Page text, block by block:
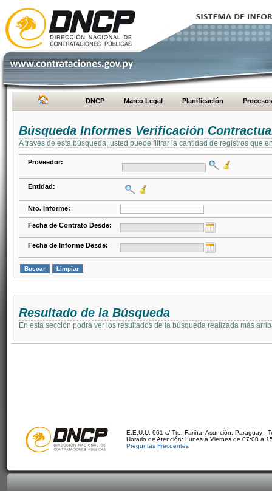
DNCP Marco Legal Planificación Procesos
Búsqueda Informes Verificación
A través de esta búsqueda, usted puede filtrar la cantidad de registros que
Proveedor:
Entidad:
Nro. Informe:
Fecha de Contrato Desde:
Fecha de Informe Desde:
Resultado de la Búsqueda
En esta sección podrá ver los resultados de la búsqueda realizada más
E.E.U.U. 961 c/ Tte. Fariña. Asunción, Paraguay -
Horario de Atención: Lunes a Viernes de 07:00 a
Preguntas Frecuentes